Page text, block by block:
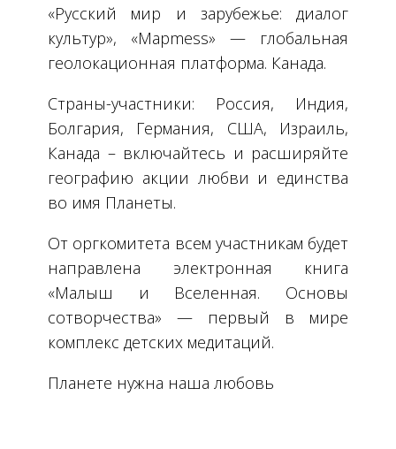
«Русский мир и зарубежье: диалог
культур», «Mapmess» — глобальная
геолокационная платформа. Канада.
Страны-участники: Россия, Индия,
Болгария, Германия, США, Израиль,
Канада – включайтесь и расширяйте
географию акции любви и единства
во имя Планеты.
От оргкомитета всем участникам будет
направлена электронная книга
«Малыш и Вселенная. Основы
сотворчества» — первый в мире
комплекс детских медитаций.
Планете нужна наша любовь